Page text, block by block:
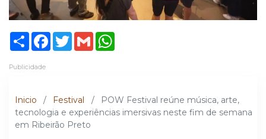
ShareFacebook
TwitterGmail
Publicidade
Inicio / Festival /
POW Festival reúne música, arte,
tecnologia e experiências imersivas neste fim de semana
em Ribeirão Preto